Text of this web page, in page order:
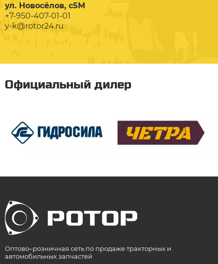
ул. Новосёлов, с5М
+7-950-407-01-01
y-k@rotor24.ru
Официальный дилер
Оптово–розничная сеть по продаже тракторных и
автомобильных запчастей